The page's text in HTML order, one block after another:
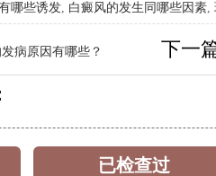
哪些诱发, 白癜风的发生同哪些因素,
病原因有哪些？ 下一
已检查过